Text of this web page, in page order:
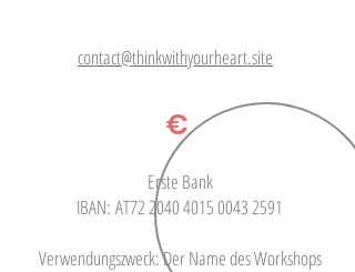
contact@thinkwithyourheart.site
Erste Bank
IBAN: AT722040 4015 0043 2591
Verwendungszweck: Der Name des Workshops
€